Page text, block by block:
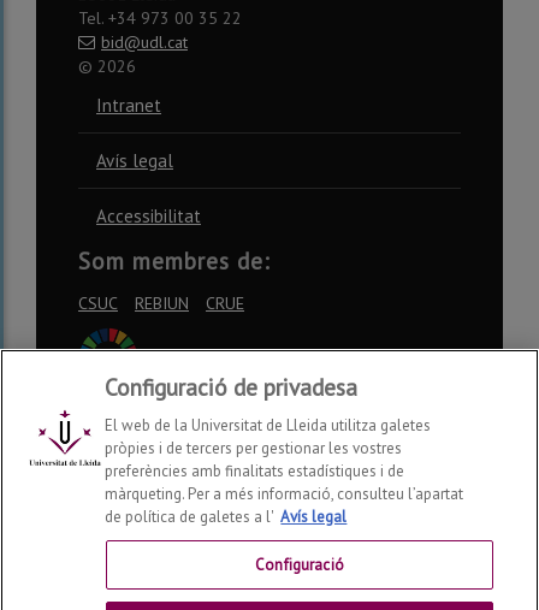
Tel. +34 973 00 35 22
bid@udl.cat
© 2026
Intranet
Avís legal
Accessibilitat
Som membres de:
CSUC REBIUN CRUE
Xarxes socials
Configuració de privadesa
El web de la Universitat de Lleida utilitza galetes
pròpies i de tercers per gestionar les vostres
preferències amb finalitats estadístiques i de
màrqueting. Per a més informació, consulteu l’apartat
de política de galetes a l' Avís legal
Configuració